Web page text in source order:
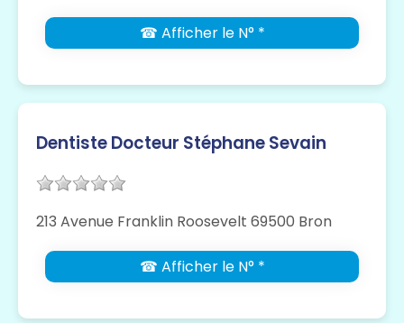
☎ Afficher le N° *
Dentiste Docteur Stéphane Sevain
213 Avenue Franklin Roosevelt 69500 Bron
☎ Afficher le N° *